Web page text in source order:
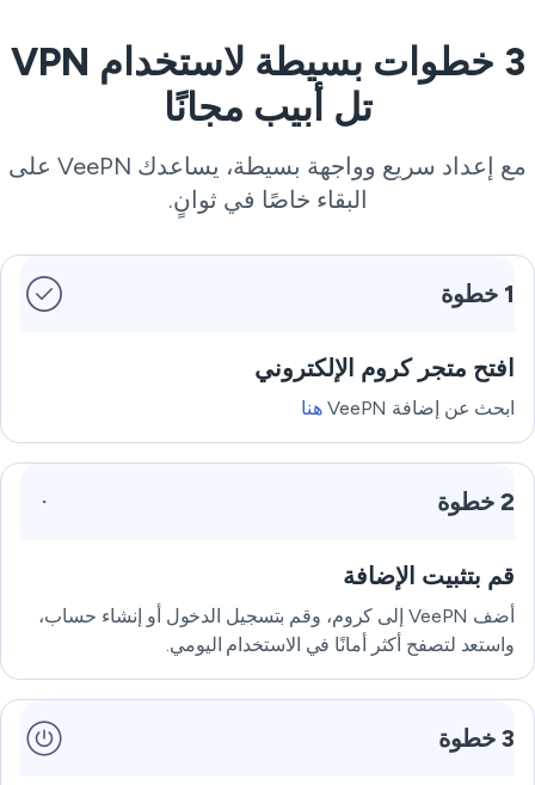
3 خطوات بسيطة لاستخدام VPN
تل أبيب مجانًا
مع إعداد سريع وواجهة بسيطة، يساعدك VeePN على
البقاء خاصًا في ثوانٍ.
افتح متجر كروم الإلكتروني
ابحث عن إضافة VeePN هنا
2 خطوة
قم بتثبيت الإضافة
أضف VeePN إلى كروم، وقم بتسجيل الدخول أو إنشاء حساب،
واستعد لتصفح أكثر أمانًا في الاستخدام اليومي.